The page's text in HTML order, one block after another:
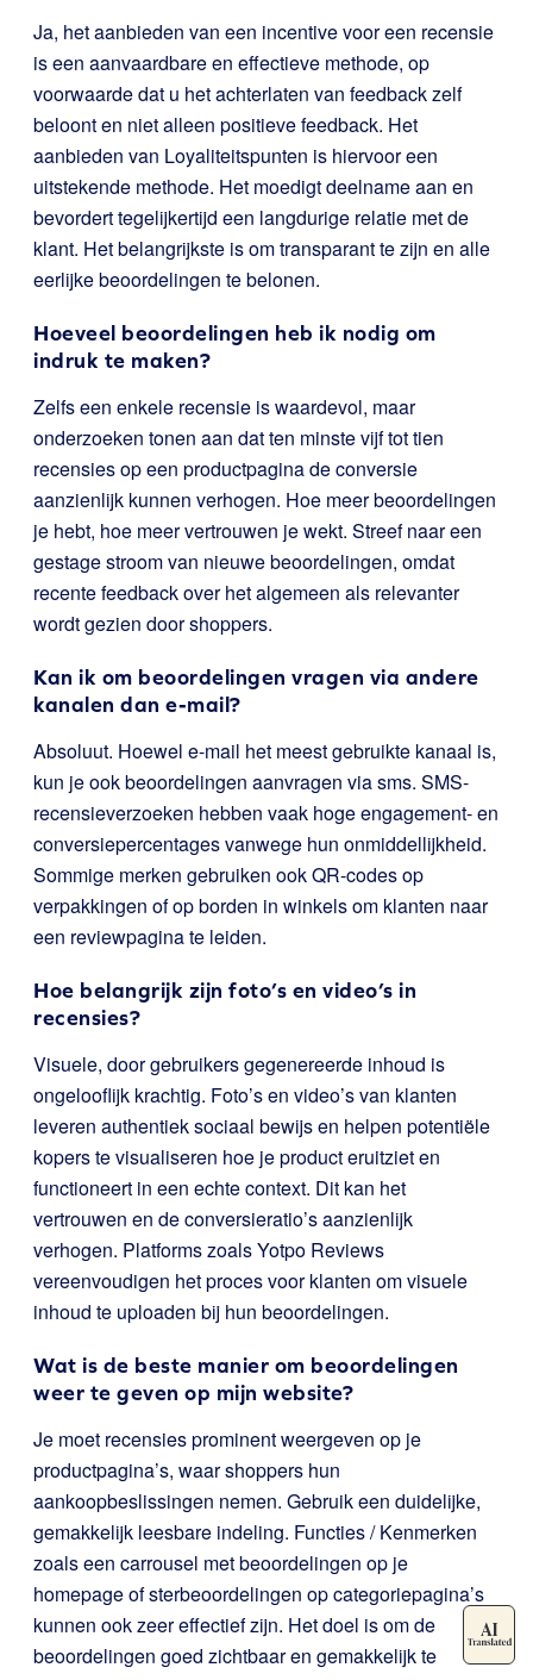
Ja, het aanbieden van een incentive voor een recensie
is een aanvaardbare en effectieve methode, op
voorwaarde dat u het achterlaten van feedback zelf
beloont en niet alleen positieve feedback. Het
aanbieden van Loyaliteitspunten is hiervoor een
uitstekende methode. Het moedigt deelname aan en
bevordert tegelijkertijd een langdurige relatie met de
klant. Het belangrijkste is om transparant te zijn en alle
eerlijke beoordelingen te belonen.
Hoeveel beoordelingen heb ik nodig om
indruk te maken?
Zelfs een enkele recensie is waardevol, maar
onderzoeken tonen aan dat ten minste vijf tot tien
recensies op een productpagina de conversie
aanzienlijk kunnen verhogen. Hoe meer beoordelingen
je hebt, hoe meer vertrouwen je wekt. Streef naar een
gestage stroom van nieuwe beoordelingen, omdat
recente feedback over het algemeen als relevanter
wordt gezien door shoppers.
Kan ik om beoordelingen vragen via andere
kanalen dan e-mail?
Absoluut. Hoewel e-mail het meest gebruikte kanaal is,
kun je ook beoordelingen aanvragen via sms. SMS-
recensieverzoeken hebben vaak hoge engagement- en
conversiepercentages vanwege hun onmiddellijkheid.
Sommige merken gebruiken ook QR-codes op
verpakkingen of op borden in winkels om klanten naar
een reviewpagina te leiden.
Hoe belangrijk zijn foto’s en video’s in
recensies?
Visuele, door gebruikers gegenereerde inhoud is
ongelooflijk krachtig. Foto’s en video’s van klanten
leveren authentiek sociaal bewijs en helpen potentiële
kopers te visualiseren hoe je product eruitziet en
functioneert in een echte context. Dit kan het
vertrouwen en de conversieratio’s aanzienlijk
verhogen. Platforms zoals Yotpo Reviews
vereenvoudigen het proces voor klanten om visuele
inhoud te uploaden bij hun beoordelingen.
Wat is de beste manier om beoordelingen
weer te geven op mijn website?
Je moet recensies prominent weergeven op je
productpagina’s, waar shoppers hun
aankoopbeslissingen nemen. Gebruik een duidelijke,
gemakkelijk leesbare indeling. Functies / Kenmerken
zoals een carrousel met beoordelingen op je
homepage of sterbeoordelingen op categoriepagina’s
kunnen ook zeer effectief zijn. Het doel is om de
beoordelingen goed zichtbaar en gemakkelijk te